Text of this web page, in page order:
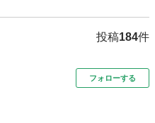
投稿184件
フォローする